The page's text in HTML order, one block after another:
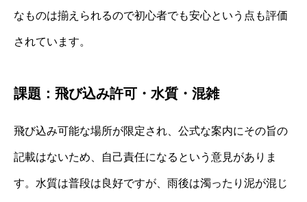
なものは揃えられるので初心者でも安心という点も評価
されています。
課題：飛び込み許可・水質・混雑
飛び込み可能な場所が限定され、公式な案内にその旨の
記載はないため、自己責任になるという意見がありま
す。水質は普段は良好ですが、雨後は濁ったり泥が混じ